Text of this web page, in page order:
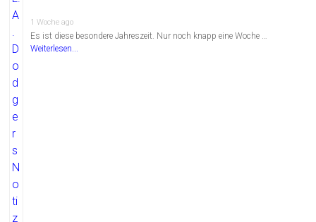
1 Woche ago
Es ist diese besondere Jahreszeit. Nur noch knapp eine Woche …
Weiterlesen...